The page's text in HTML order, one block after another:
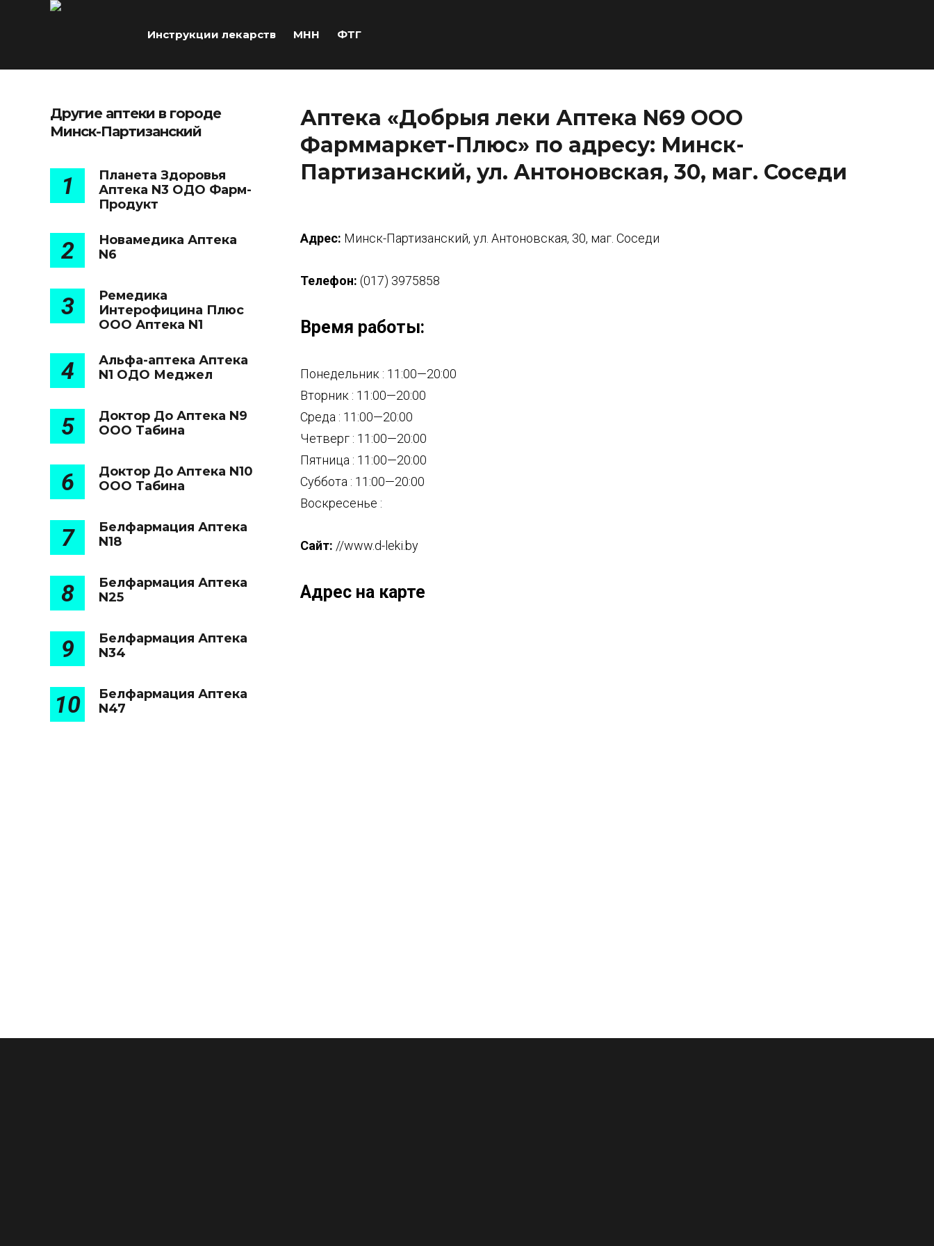
Инструкции лекарств МНН ФТГ
Аптека «Добрыя леки Аптека N69 ООО
Фарммаркет-Плюс» по адресу: Минск-
Партизанский, ул. Антоновская, 30, маг. Соседи
Адрес: Минск-Партизанский, ул. Антоновская, 30, маг. Соседи
Телефон: (017) 3975858
Время работы:
Понедельник : 11:00—20:00
Вторник : 11:00—20:00
Среда : 11:00—20:00
Четверг : 11:00—20:00
Пятница : 11:00—20:00
Суббота : 11:00—20:00
Воскресенье :
Сайт: //www.d-leki.by
Адрес на карте
Другие аптеки в городе
Минск-Партизанский
1
Планета Здоровья
Аптека N3 ОДО Фарм-
Продукт
2
Новамедика Аптека
N6
3
Ремедика
Интерофицина Плюс
ООО Аптека N1
4
Альфа-аптека Аптека
N1 ОДО Меджел
5
Доктор До Аптека N9
ООО Табина
6
Доктор До Аптека N10
ООО Табина
7
Белфармация Аптека
N18
8
Белфармация Аптека
N25
9
Белфармация Аптека
N34
10
Белфармация Аптека
N47